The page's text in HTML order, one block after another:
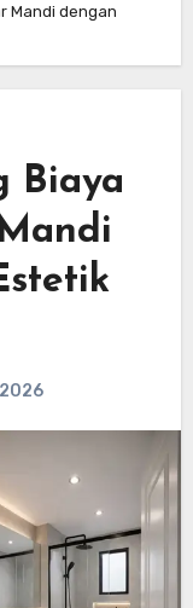
Mandi dengan
Biaya